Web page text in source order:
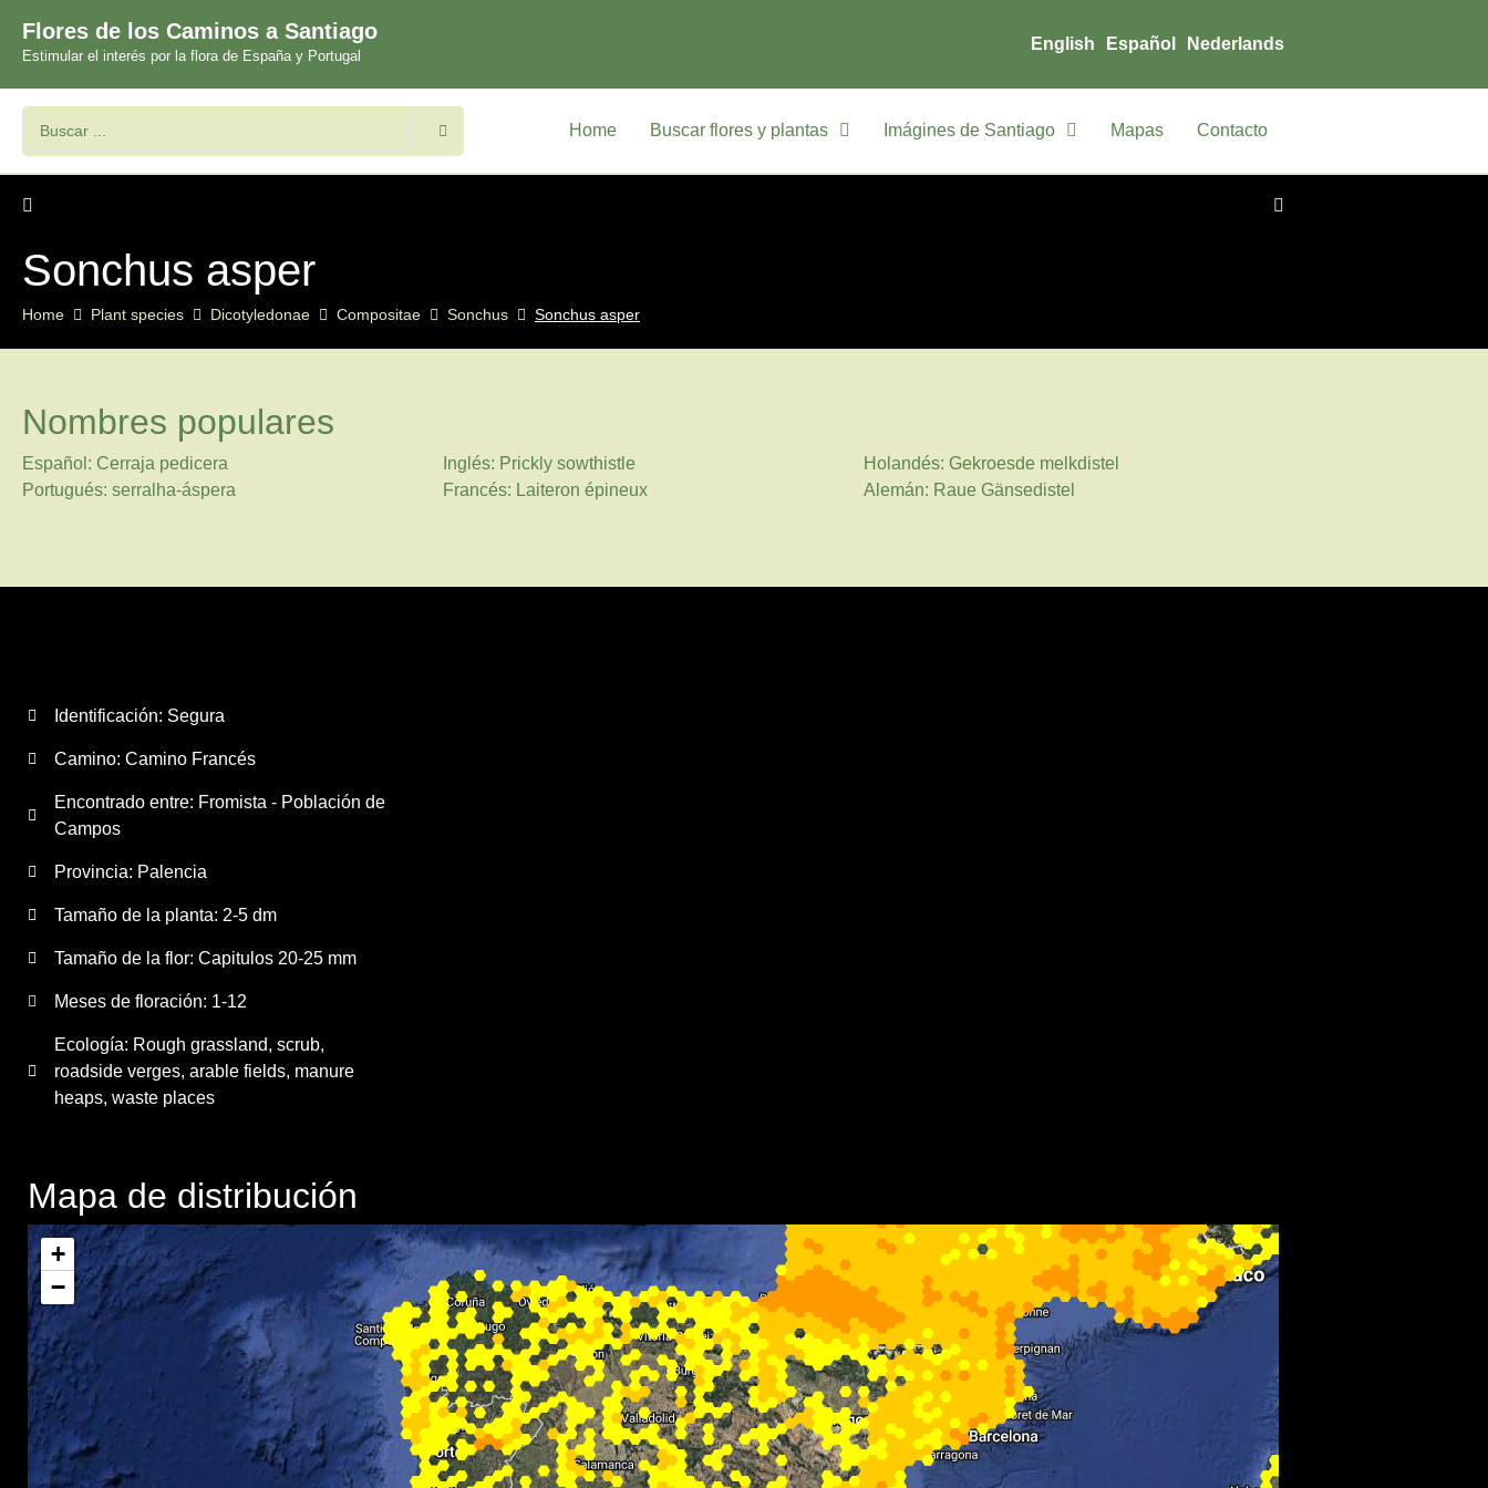
Flores de los Caminos a Santiago
Estimular el interés por la flora de España y Portugal
English Español Nederlands
Home Buscar flores y plantas Imágines de Santiago Mapas Contacto
Sonchus asper
Home Plant species Dicotyledonae Compositae Sonchus Sonchus asper
Nombres populares
Español: Cerraja pedicera Inglés: Prickly sowthistle
Holandés: Gekroesde melkdistel
Portugués: serralha-áspera
Francés: Laiteron épineux Alemán: Raue Gänsedistel
Identificación: Segura
Camino: Camino Francés
Encontrado entre: Fromista - Población de
Campos
Provincia: Palencia
Tamaño de la planta: 2-5 dm
Tamaño de la flor: Capitulos 20-25 mm
Meses de floración: 1-12
Ecología: Rough grassland, scrub,
roadside verges, arable fields, manure
heaps, waste places
Mapa de distribución
+
−